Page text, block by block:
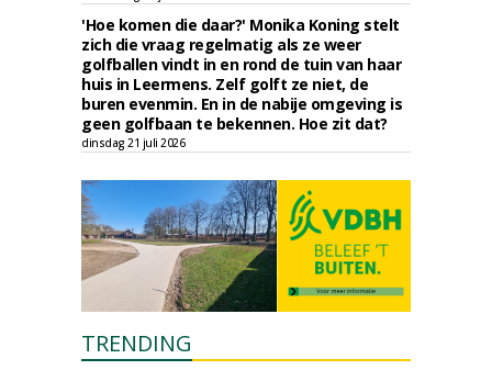
'Hoe komen die daar?' Monika Koning stelt
zich die vraag regelmatig als ze weer
golfballen vindt in en rond de tuin van haar
huis in Leermens. Zelf golft ze niet, de
buren evenmin. En in de nabije omgeving is
geen golfbaan te bekennen. Hoe zit dat?
dinsdag 21 juli 2026
TRENDING